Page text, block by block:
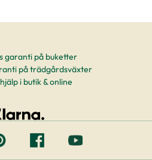
garanti på buketter
på trädgårdsväxter
i butik & online